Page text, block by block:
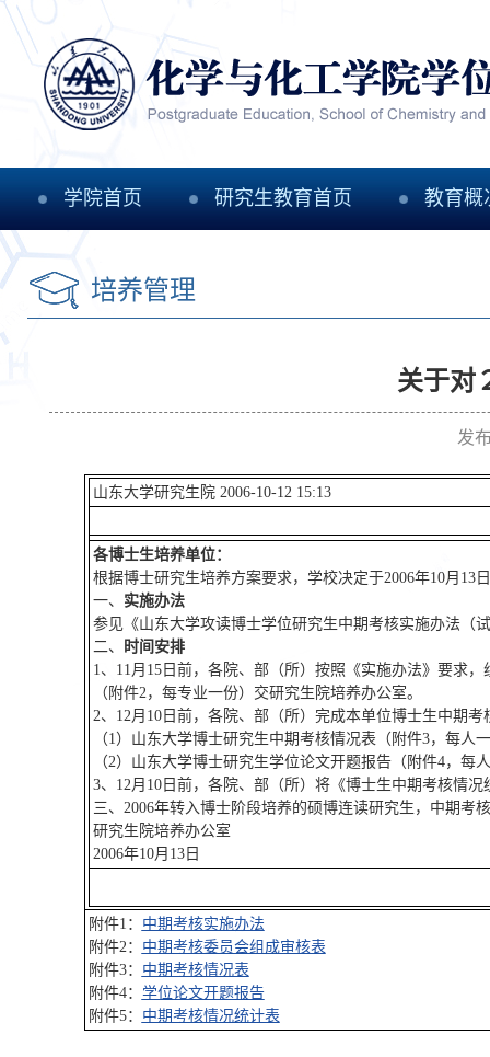
学院首页 研究生教育首页 教育概
培养管理
关于对
发
山东大学研究生院 2006-10-12 15:13
各博士生培养单位：
根据博士研究生培养方案要求，学校决定于2006年10月13
一、 实施办法
参见《山东大学攻读博士学位研究生中期考核实施办法（
二、
时间安排
1、11月15日前，各院、部（所）按照《实施办法》要求
（附件2，每专业一份）交研究生院培养办公室。
2、12月10日前，各院、部（所）完成本单位博士生中期
（1）山东大学博士研究生中期考核情况表（附件3，每人
（2）山东大学博士研究生学位论文开题报告（附件4，每
3、12月10日前，各院、部（所）将《博士生中期考核情
三、2006年转入博士阶段培养的硕博连读研究生，中期考
研究生院培养办公室
2006年10月13日
附件1： 中期考核实施办法
附件2： 中期考核委员会组成审核表
附件3： 中期考核情况表
附件4： 学位论文开题报告
附件5： 中期考核情况统计表